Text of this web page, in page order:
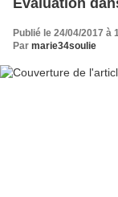
Évaluation
Publié le 24/04/2017 à
Par marie34soulie